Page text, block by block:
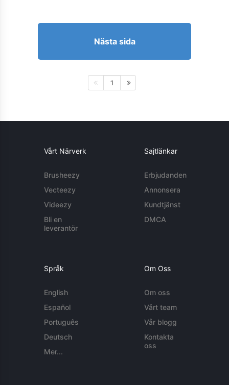
Nästa sida
1
Vårt Närverk
Brusheezy
Vecteezy
Videezy
Bli en
leverantör
Sajtlänkar
Erbjudanden
Annonsera
Kundtjänst
DMCA
Språk
English
Español
Português
Deutsch
Mer...
Om Oss
Om oss
Vårt team
Vår blogg
Kontakta
oss